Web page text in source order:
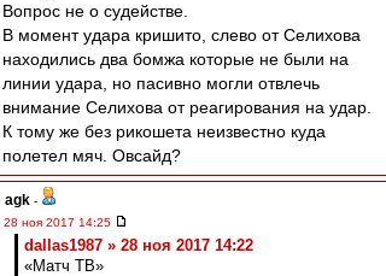
Вопрос не о судействе.
В момент удара кришито, слево от Селихова
находились два бомжа которые не были на
линии удара, но пасивно могли отвлечь
внимание Селихова от реагирования на удар.
К тому же без рикошета неизвестно куда
полетел мяч. Овсайд?
agk -
28 ноя 2017 14:25
dallas1987 » 28 ноя 2017 14:22
«Матч ТВ»